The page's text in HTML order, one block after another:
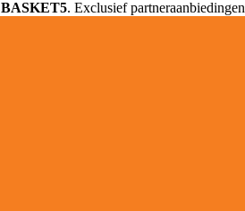
BASKET5. Exclusief partneraanbiedingen